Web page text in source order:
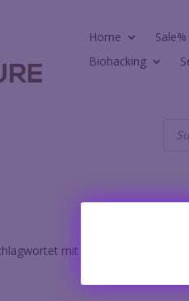
Home Sale%
Biohacking
mit „Hormone“